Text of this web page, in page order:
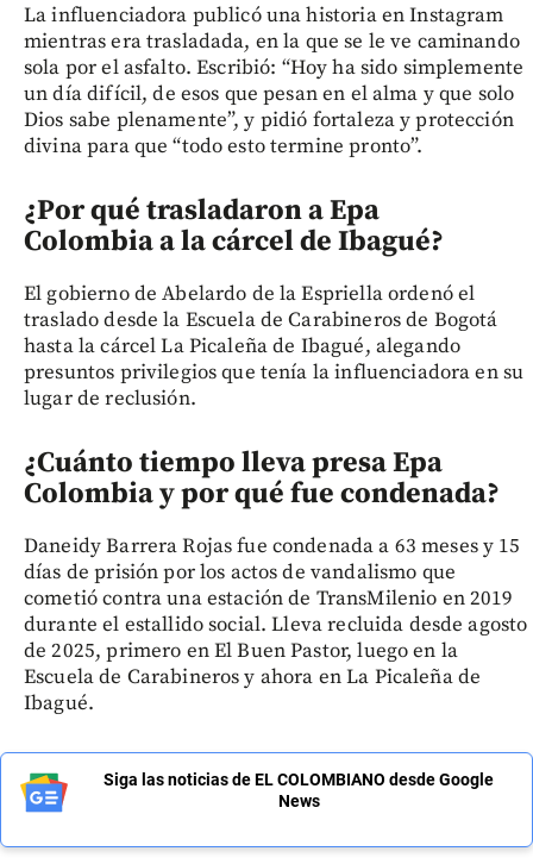
La influenciadora publicó una historia en Instagram
mientras era trasladada, en la que se le ve caminando
sola por el asfalto. Escribió: “Hoy ha sido simplemente
un día difícil, de esos que pesan en el alma y que solo
Dios sabe plenamente”, y pidió fortaleza y protección
divina para que “todo esto termine pronto”.
¿Por qué trasladaron a Epa
Colombia a la cárcel de Ibagué?
El gobierno de Abelardo de la Espriella ordenó el
traslado desde la Escuela de Carabineros de Bogotá
hasta la cárcel La Picaleña de Ibagué, alegando
presuntos privilegios que tenía la influenciadora en su
lugar de reclusión.
¿Cuánto tiempo lleva presa Epa
Colombia y por qué fue condenada?
Daneidy Barrera Rojas fue condenada a 63 meses y 15
días de prisión por los actos de vandalismo que
cometió contra una estación de TransMilenio en 2019
durante el estallido social. Lleva recluida desde agosto
de 2025, primero en El Buen Pastor, luego en la
Escuela de Carabineros y ahora en La Picaleña de
Ibagué.
Siga las noticias de EL COLOMBIANO desde Google
News